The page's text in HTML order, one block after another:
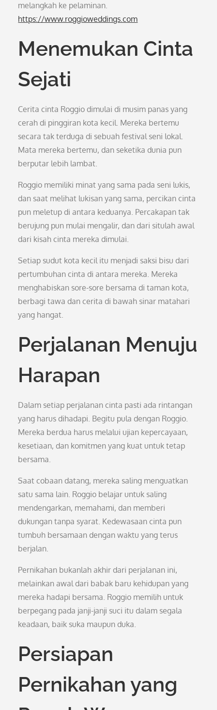
melangkah ke pelaminan.
https://www.roggioweddings.com
Menemukan Cinta
Sejati
Cerita cinta Roggio dimulai di musim panas yang
cerah di pinggiran kota kecil. Mereka bertemu
secara tak terduga di sebuah festival seni lokal.
Mata mereka bertemu, dan seketika dunia pun
berputar lebih lambat.
Roggio memiliki minat yang sama pada seni lukis,
dan saat melihat lukisan yang sama, percikan cinta
pun meletup di antara keduanya. Percakapan tak
berujung pun mulai mengalir, dan dari situlah awal
dari kisah cinta mereka dimulai.
Setiap sudut kota kecil itu menjadi saksi bisu dari
pertumbuhan cinta di antara mereka. Mereka
menghabiskan sore-sore bersama di taman kota,
berbagi tawa dan cerita di bawah sinar matahari
yang hangat.
Perjalanan Menuju
Harapan
Dalam setiap perjalanan cinta pasti ada rintangan
yang harus dihadapi. Begitu pula dengan Roggio.
Mereka berdua harus melalui ujian kepercayaan,
kesetiaan, dan komitmen yang kuat untuk tetap
bersama.
Saat cobaan datang, mereka saling menguatkan
satu sama lain. Roggio belajar untuk saling
mendengarkan, memahami, dan memberi
dukungan tanpa syarat. Kedewasaan cinta pun
tumbuh bersamaan dengan waktu yang terus
berjalan.
Pernikahan bukanlah akhir dari perjalanan ini,
melainkan awal dari babak baru kehidupan yang
mereka hadapi bersama. Roggio memilih untuk
berpegang pada janji-janji suci itu dalam segala
keadaan, baik suka maupun duka.
Persiapan
Pernikahan yang